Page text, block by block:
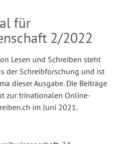
für
2/2022
Lesen und Schreiben steht
der Schreibforschung und ist
dieser Ausgabe. Die Beiträge
zur trinationalen Online-
im Juni 2021.